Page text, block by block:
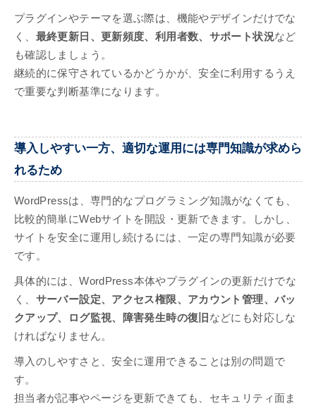
プラグインやテーマを選ぶ際は、機能やデザインだけでな
く、 最終更新日、更新頻度、利用者数、サポート状況など
も確認しましょう。
継続的に保守されているかどうかが、安全に利用するうえ
で重要な判断基準になります。
導入しやすい一方、適切な運用には専門知識が求めら
れるため
WordPressは、専門的なプログラミング知識がなくても、
比較的簡単にWebサイトを開設・更新できます。しかし、
サイトを安全に運用し続けるには、一定の専門知識が必要
です。
具体的には、WordPress本体やプラグインの更新だけでな
く、 サーバー設定、アクセス権限、アカウント管理、バッ
クアップ、ログ監視、障害発生時の復旧 などにも対応しな
ければなりません。
導入のしやすさと、安全に運用できることは別の問題で
す。
担当者が記事やページを更新できても、セキュリティ面ま